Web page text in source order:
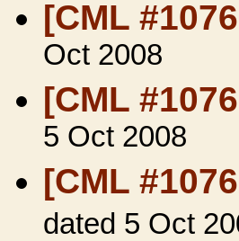
[CML
Oct 2008
[CML
5 Oct 2008
[CML
dated 5 Oct